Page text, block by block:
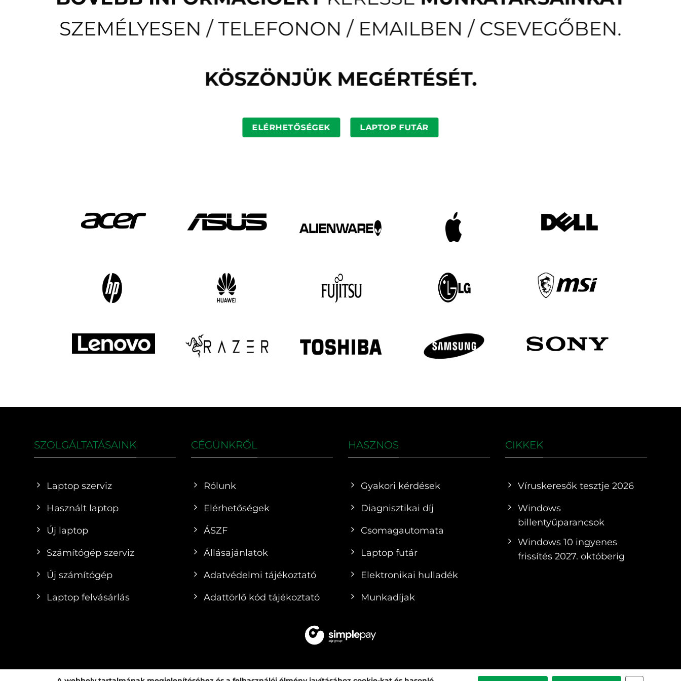
SZEMÉLYESEN / TELEFONON / EMAILBEN / CSEVEGŐBEN.
KÖSZÖNJÜK MEGÉRTÉSÉT.
ELÉRHETŐSÉGEK LAPTOP FUTÁR
SZOLGÁLTATÁSAINK
Laptop szerviz
Használt laptop
Új laptop
Számítógép szerviz
Új számítógép
Laptop felvásárlás
CÉGÜNKRŐL
Rólunk
Elérhetőségek
ÁSZF
Állásajánlatok
Adatvédelmi tájékoztató
Adattörlő kód tájékoztató
HASZNOS
Gyakori kérdések
Diagnisztikai díj
Csomagautomata
Laptop futár
Elektronikai hulladék
Munkadíjak
CIKKEK
Víruskeresők tesztje 2026
Windows
billentyűparancsok
Windows 10 ingyenes
frissítés 2027. októberig